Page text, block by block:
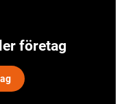
företag